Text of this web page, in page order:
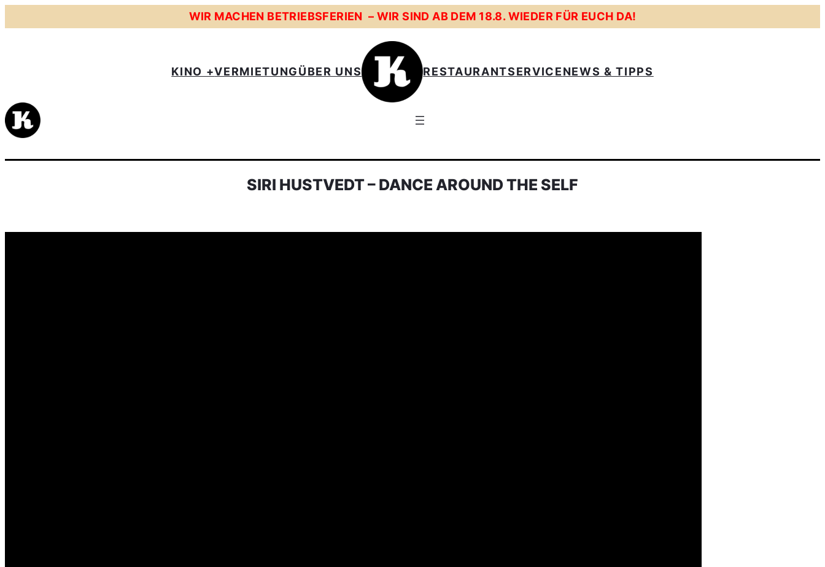
WIR MACHEN BETRIEBSFERIEN – WIR SIND AB DEM 18.8. WIEDER FÜR EUCH DA!
KINO +VERMIETUNGÜBER UNS RESTAURANTSERVICENEWS & TIPPS
SIRI HUSTVEDT – DANCE AROUND THE SELF